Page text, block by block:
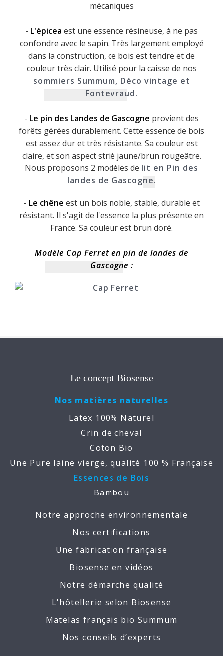
Le concept Biosense
Nos matières naturelles
Latex 100% Naturel
Crin de cheval
Coton Bio
Une Pure laine vierge, qualité 100 % Française
Essences de Bois
Bambou
Notre approche environnementale
Nos certifications
Une fabrication française
Biosense en vidéos
Notre démarche qualité
L'hôtellerie selon Biosense
Matelas français bio Summum
Nos conseils d’experts
mécaniques
- L'épicea est une essence résineuse, à ne pas
confondre avec le sapin. Très largement employé
dans la construction, ce bois est tendre et de
couleur très clair. Utilisé pour la caisse de nos
sommiers Summum, Déco vintage et
Fontevraud.
- Le pin des Landes de Gascogne provient des
forêts gérées durablement. Cette essence de bois
est assez dur et très résistante. Sa couleur est
claire, et son aspect strié jaune/brun rougeâtre.
Nous proposons 2 modèles de lit en Pin des
landes de Gascogne.
- Le chêne est un bois noble, stable, durable et
résistant. Il s'agit de l'essence la plus présente en
France. Sa couleur est brun doré.
Modèle Cap Ferret en pin de landes de
Gascogne :